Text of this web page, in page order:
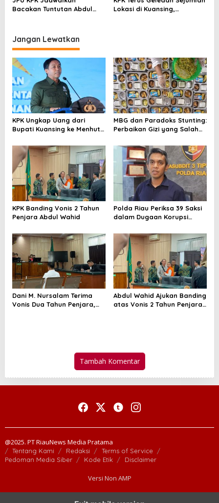
Bacakan Tuntutan Abdul
Lokasi di Kuansing,
Jangan Lewatkan
KPK Ungkap Uang dari
Bupati Kuansing ke Menhut
Sepenuhnya
MBG dan Paradoks Stunting:
Perbaikan Gizi yang Salah
KPK Banding Vonis 2 Tahun
Penjara Abdul Wahid
Polda Riau Periksa 39 Saksi
dalam Dugaan Korupsi
Rohil
Dani M. Nursalam Terima
Vonis Dua Tahun Penjara,
Abdul Wahid Ajukan Banding
atas Vonis 2 Tahun Penjara,
Tambah Komentar
@2025. PT RiauNews Media Pratama
Tentang Kami Redaksi
Terms of Service
Pedoman Media Siber
Kode Etik Disclaimer
Versi Non AMP